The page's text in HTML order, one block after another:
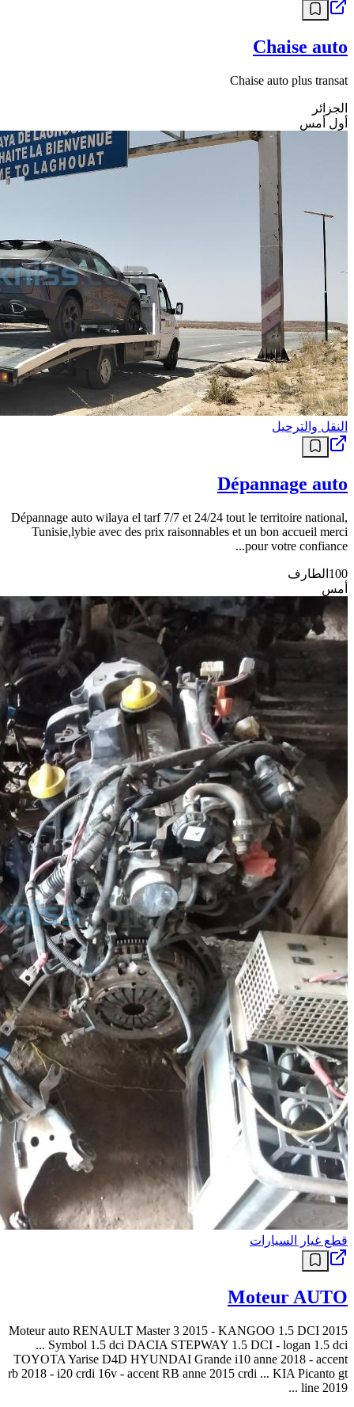
Chaise auto
Chaise auto plus transat
الجزائر
أول أمس
النقل والترحيل
Dépannage auto
Dépannage auto wilaya el tarf 7/7 et 24/24 tout le territoire national,
Tunisie,lybie avec des prix raisonnables et un bon accueil merci
pour votre confiance...
100 الطارف
أمس
قطع غيار السيارات
Moteur AUTO
Moteur auto RENAULT Master 3 2015 - KANGOO 1.5 DCI 2015
... Symbol 1.5 dci DACIA STEPWAY 1.5 DCI ‐ logan 1.5 dci
TOYOTA Yarise D4D HYUNDAI Grande i10 anne 2018 - accent
rb 2018 - i20 crdi 16v - accent RB anne 2015 crdi ... KIA Picanto gt
line 2019 ...